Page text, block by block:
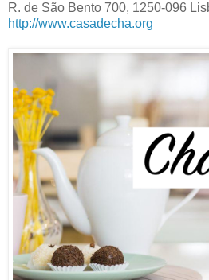
R. de São Bento 700, 1250-096
http://www.casadecha.org